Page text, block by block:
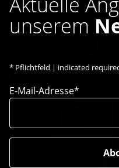
unserem
* Pflichtfeld | indicated
E-Mail-Adresse*